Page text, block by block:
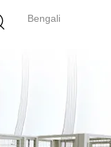
Bengali